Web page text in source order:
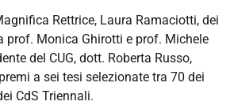
Rettrice, Laura Ramaciotti, dei
prof. Monica Ghirotti e prof. Michele
del CUG, dott. Roberta Russo,
a sei tesi selezionate tra 70 dei
CdS Triennali.